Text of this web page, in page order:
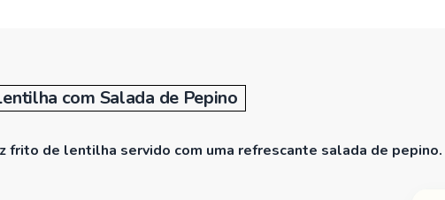
com Salada de Pepino
frito de lentilha servido com uma refrescante salada de pepino.